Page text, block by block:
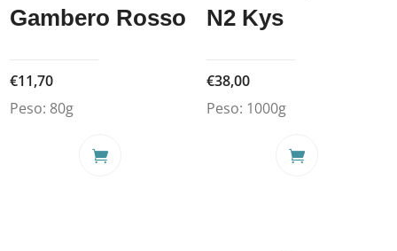
Gambero Rosso
€11,70
Peso: 80g
N2 Kys
€38,00
Peso: 1000g